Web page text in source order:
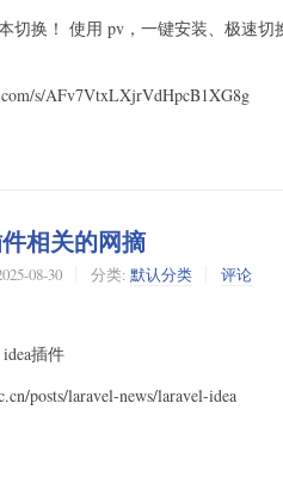
切换！ 使用 pv，一键安装、极速
s/AFv7VtxLXjrVdHpcB1XG8g
相关的网摘
08-30 分类: 默认分类 评论
插件
posts/laravel-news/laravel-idea